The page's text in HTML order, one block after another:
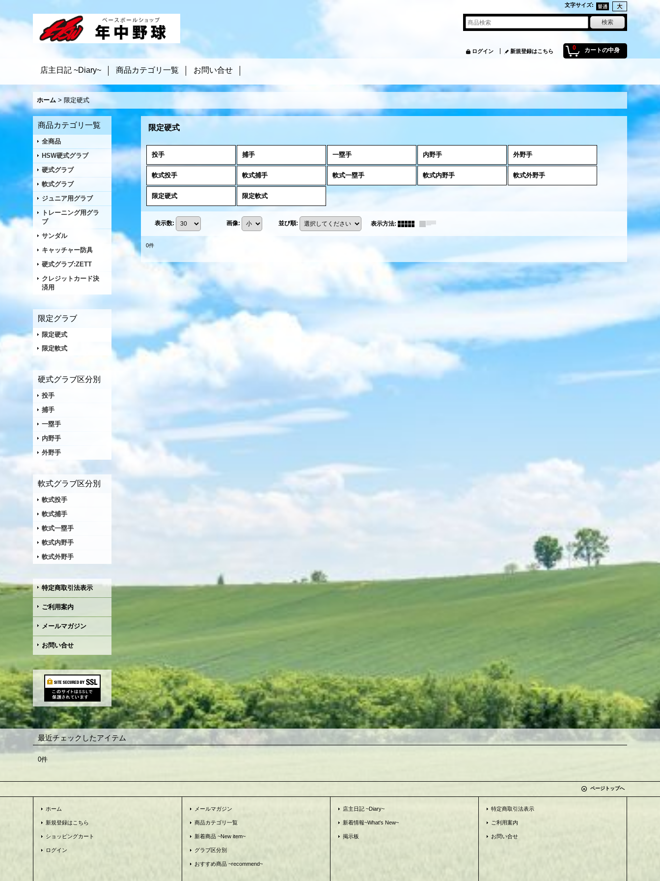
文字サイズ:
0 カートの中身
ログイン 新規登録はこちら
店主日記 ~Diary~ 商品カテゴリ一覧 お問い合せ
ホーム > 限定硬式
商品カテゴリ一覧
全商品
HSW硬式グラブ
硬式グラブ
軟式グラブ
ジュニア用グラブ
トレーニング用グラ
ブ
サンダル
キャッチャー防具
硬式グラブ:ZETT
クレジットカード決
済用
限定グラブ
限定硬式
限定軟式
硬式グラブ区分別
投手
捕手
一塁手
内野手
外野手
軟式グラブ区分別
軟式投手
軟式捕手
軟式一塁手
軟式内野手
軟式外野手
特定商取引法表示
ご利用案内
メールマガジン
お問い合せ
限定硬式
投手 捕手 一塁手 内野手 外野手
軟式投手 軟式捕手 軟式一塁手 軟式内野手 軟式外野手
限定硬式 限定軟式
表示数: 画像: 並び順: 表示方法:
0件
最近チェックしたアイテム
0件
ページトップへ
ホーム
新規登録はこちら
ショッピングカート
ログイン
メールマガジン
商品カテゴリ一覧
新着商品 ~New item~
グラブ区分別
おすすめ商品 ~recommend~
店主日記 ~Diary~
新着情報~What's New~
掲示板
特定商取引法表示
ご利用案内
お問い合せ